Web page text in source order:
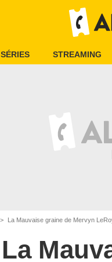
SÉRIES STREAMING
La Mauvaise graine de Mervyn
La